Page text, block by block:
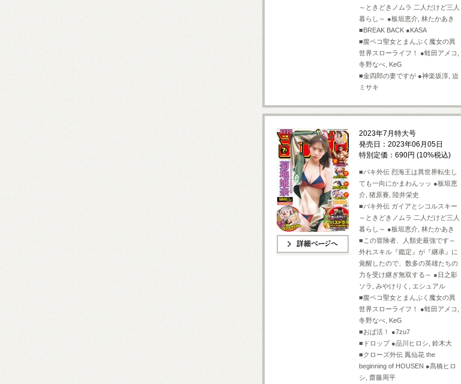
～ときどきノムラ 二人だけど三人
暮らし～ ●板垣恵介, 林たかあき
■BREAK BACK ●KASA
■腹ペコ聖女とまんぷく魔女の異
世界スローライフ！ ●蛙田アメコ,
冬野なべ, KeG
■金四郎の妻ですが ●神楽坂淳, 迫
ミサキ
2023年7月特大号
発売日：2023年06月05日
特別定価：690円 (10%税込)
■バキ外伝 烈海王は異世界転生し
ても一向にかまわんッッ ●板垣恵
介, 猪原賽, 陸井栄史
■バキ外伝 ガイアとシコルスキー
～ときどきノムラ 二人だけど三人
暮らし～ ●板垣恵介, 林たかあき
■この冒険者、人類史最強です～
外れスキル『鑑定』が『継承』に
覚醒したので、数多の英雄たちの
力を受け継ぎ無双する～ ●日之影
ソラ, みやけりく, エシュアル
■腹ペコ聖女とまんぷく魔女の異
世界スローライフ！ ●蛙田アメコ,
冬野なべ, KeG
■おぱ活！ ●7zu7
■ドロップ ●品川ヒロシ, 鈴木大
■クローズ外伝 鳳仙花 the
beginning of HOUSEN ●髙橋ヒロ
シ, 齋藤周平